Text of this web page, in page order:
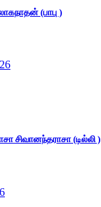
(பாபு )
சிவானந்தராசா (டில்லி )